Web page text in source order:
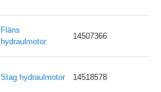
Fläns
hydraulmotor
14507366
Stag hydraulmotor 14518578